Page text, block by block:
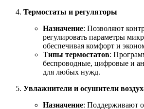
Термостаты и регуляторы
Назначение: Позволяют
регулировать параметры
обеспечивая комфорт и
Типы термостатов:
беспроводные, цифровые и
для любых нужд.
Увлажнители и осушители
Назначение: Поддерживают